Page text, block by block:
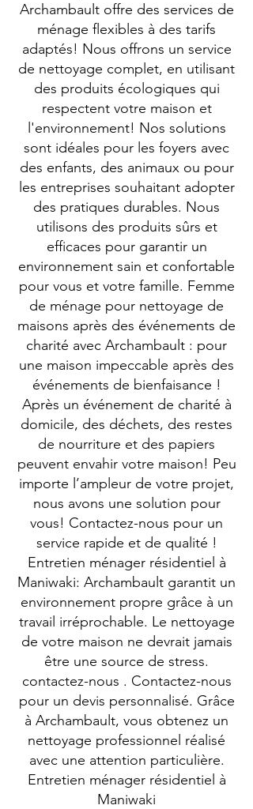
Archambault offre des services de
ménage flexibles à des tarifs
adaptés! Nous offrons un service
de nettoyage complet, en utilisant
des produits écologiques qui
respectent votre maison et
l'environnement! Nos solutions
sont idéales pour les foyers avec
des enfants, des animaux ou pour
les entreprises souhaitant adopter
des pratiques durables. Nous
utilisons des produits sûrs et
efficaces pour garantir un
environnement sain et confortable
pour vous et votre famille. Femme
de ménage pour nettoyage de
maisons après des événements de
charité avec Archambault : pour
une maison impeccable après des
événements de bienfaisance !
Après un événement de charité à
domicile, des déchets, des restes
de nourriture et des papiers
peuvent envahir votre maison! Peu
importe l’ampleur de votre projet,
nous avons une solution pour
vous! Contactez-nous pour un
service rapide et de qualité !
Entretien ménager résidentiel à
Maniwaki: Archambault garantit un
environnement propre grâce à un
travail irréprochable. Le nettoyage
de votre maison ne devrait jamais
être une source de stress.
contactez-nous . Contactez-nous
pour un devis personnalisé. Grâce
à Archambault, vous obtenez un
nettoyage professionnel réalisé
avec une attention particulière.
Entretien ménager résidentiel à
Maniwaki